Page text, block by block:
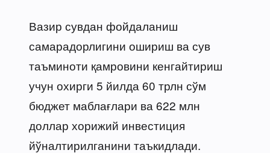
Вазир сувдан фойдаланиш
самарадорлигини ошириш ва сув
таъминоти қамровини кенгайтириш
учун охирги 5 йилда 60 трлн сўм
бюджет маблағлари ва 622 млн
доллар хорижий инвестиция
йўналтирилганини таъкидлади.